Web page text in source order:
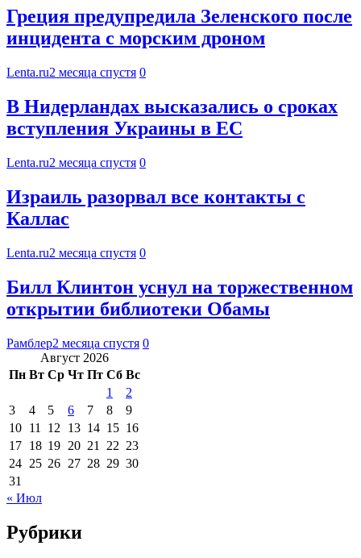
Греция предупредила Зеленского после
инцидента с морским дроном
Lenta.ru2 месяца спустя 0
В Нидерландах высказались о сроках
вступления Украины в ЕС
Lenta.ru2 месяца спустя 0
Израиль разорвал все контакты с
Каллас
Lenta.ru2 месяца спустя 0
Билл Клинтон уснул на торжественном
открытии библиотеки Обамы
Рамблер2 месяца спустя 0
Август 2026
Пн Вт Ср Чт Пт Сб Вс
1
2
3
4 5 6 7 8
9
10 11 12 13 14 15 16
17 18 19 20 21 22 23
24 25 26 27 28 29 30
31
« Июл
Рубрики